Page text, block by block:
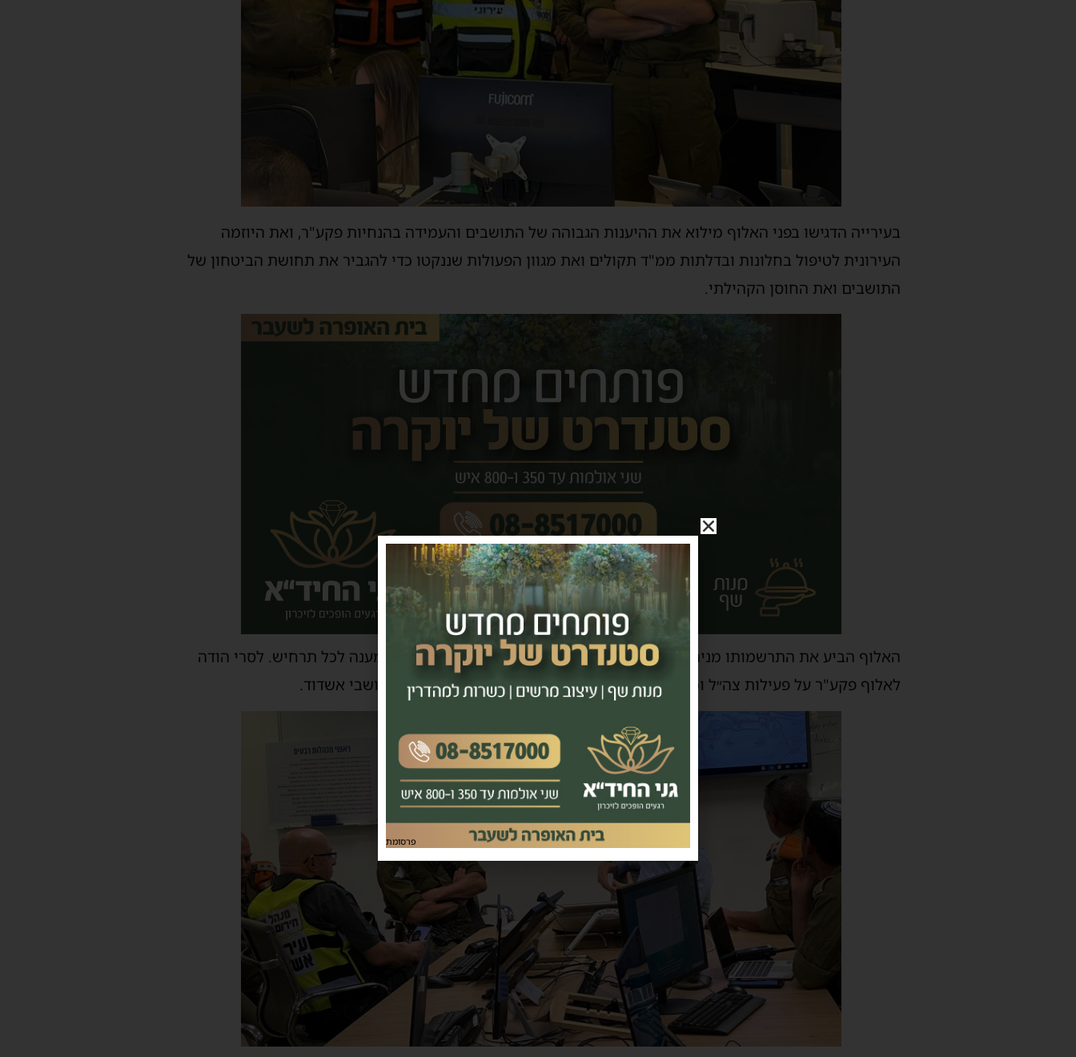
בעירייה הדגישו בפני האלוף מילוא את ההיענות הגבוהה של התושבים והעמידה בהנחיות פקע"ר, ואת היוזמה
העירונית לטיפול בחלונות ובדלתות ממ"ד תקולים ואת מגוון הפעולות שננקטו כדי להגביר את תחושת הביטחון של
התושבים ואת החוסן הקהילתי.
האלוף הביע את התרשמותו מניהול מערך החירום ורמת המוכנות הגבוהה, שכללה מענה לכל תרחיש. לסרי הודה
לאלוף פקע"ר על פעילות צה״ל וכוחות הביטחון למען ביטחון אזרחי ישראל, ובהם תושבי אשדוד.
פרסומת